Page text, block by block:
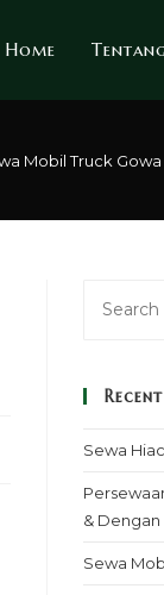
Home
Mobil Truck Gowa
Sewa
&
Sewa